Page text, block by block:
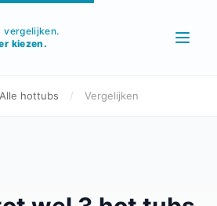
vergelijken.
kiezen.
Alle hottubs / Vergelijken